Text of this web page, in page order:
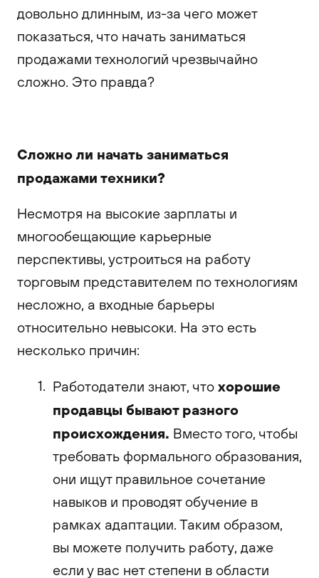
довольно длинным, из-за чего может
показаться, что начать заниматься
продажами технологий чрезвычайно
сложно. Это правда?
Сложно ли начать заниматься
продажами техники?
Несмотря на высокие зарплаты и
многообещающие карьерные
перспективы, устроиться на работу
торговым представителем по технологиям
несложно, а входные барьеры
относительно невысоки. На это есть
несколько причин:
Работодатели знают, что хорошие
продавцы бывают разного
происхождения. Вместо того, чтобы
требовать формального образования,
они ищут правильное сочетание
навыков и проводят обучение в
рамках адаптации. Таким образом,
вы можете получить работу, даже
если у вас нет степени в области